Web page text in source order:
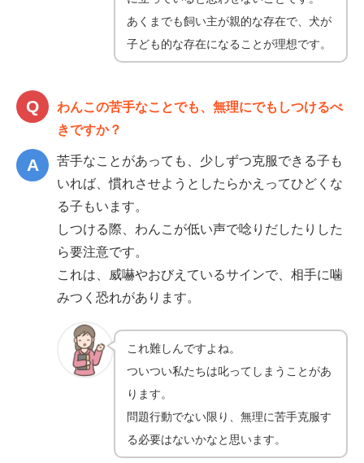
あくまでも飼い主が親的な存在で、犬が
子ども的な存在になることが理想です。
わんこの苦手なことでも、無理にでもしつけるべ
きですか？
苦手なことがあっても、少しずつ克服できる子も
いれば、慣れさせようとしたらかえってひどくな
る子もいます。
しつける際、わんこが低い声で唸りだしたりした
ら要注意です。
これは、威嚇やおびえているサインで、相手に噛
みつく恐れがあります。
これ難しんですよね。
ついつい私たちは叱ってしまうことがあ
ります。
問題行動でない限り、無理に苦手克服す
る必要はないかなと思います。